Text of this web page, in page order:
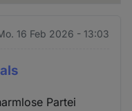
16 Feb 2026 - 13:03
Partei